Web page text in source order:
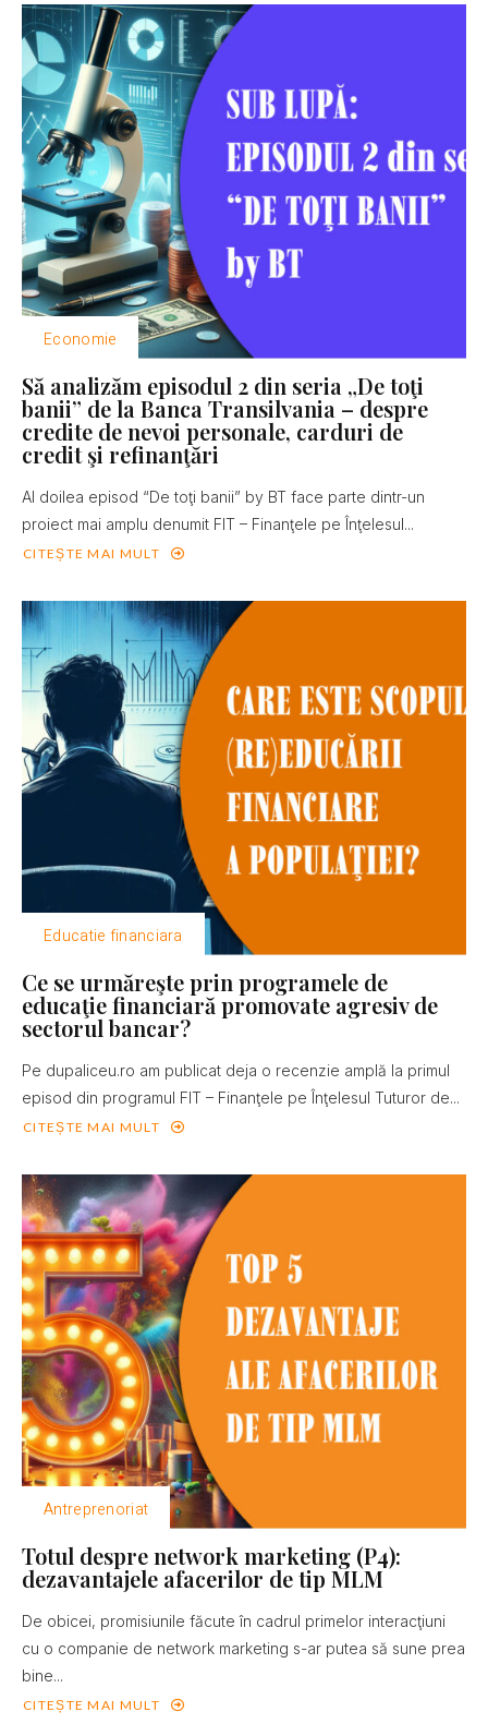
Economie
Să analizăm episodul 2 din seria „De toţi
banii” de la Banca Transilvania – despre
credite de nevoi personale, carduri de
credit şi refinanţări
Al doilea episod “De toţi banii” by BT face parte dintr-un
proiect mai amplu denumit FIT – Finanţele pe Înţelesul...
CITEȘTE MAI MULT
Educatie financiara
Ce se urmăreşte prin programele de
educaţie financiară promovate agresiv de
sectorul bancar?
Pe dupaliceu.ro am publicat deja o recenzie amplă la primul
episod din programul FIT – Finanţele pe Înţelesul Tuturor de...
CITEȘTE MAI MULT
Antreprenoriat
Totul despre network marketing (P4):
dezavantajele afacerilor de tip MLM
De obicei, promisiunile făcute în cadrul primelor interacţiuni
cu o companie de network marketing s-ar putea să sune prea
bine...
CITEȘTE MAI MULT